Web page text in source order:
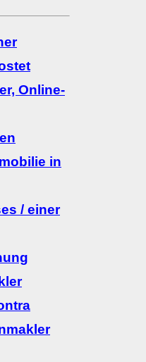
Online-
in
/ einer